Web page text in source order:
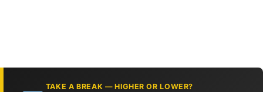
TAKE A BREAK — HIGHER OR LOWER?